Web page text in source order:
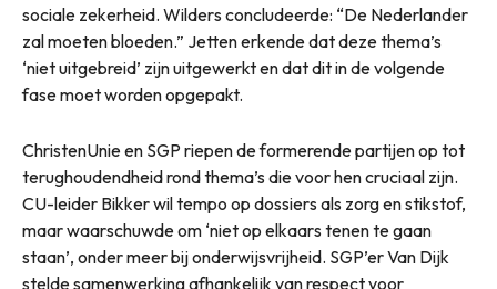
sociale zekerheid. Wilders concludeerde: “De Nederlander
zal moeten bloeden.” Jetten erkende dat deze thema’s
‘niet uitgebreid’ zijn uitgewerkt en dat dit in de volgende
fase moet worden opgepakt.
ChristenUnie en SGP riepen de formerende partijen op tot
terughoudendheid rond thema’s die voor hen cruciaal zijn.
CU-leider Bikker wil tempo op dossiers als zorg en stikstof,
maar waarschuwde om ‘niet op elkaars tenen te gaan
staan’, onder meer bij onderwijsvrijheid. SGP’er Van Dijk
stelde samenwerking afhankelijk van respect voor